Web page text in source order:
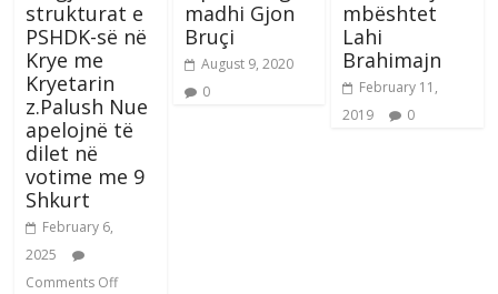
strukturat e
PSHDK-së në
Krye me
Kryetarin
z.Palush Nue
apelojnë të
dilet në
votime me 9
Shkurt
February 6,
2025
Comments Off
madhi Gjon
Bruçi
August 9, 2020
0
mbështet
Lahi
Brahimajn
February 11,
2019
0